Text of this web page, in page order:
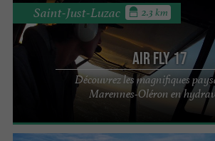
Air FLY 17
Découvrez les magnifiques
Marennes-Oléron en
Saint-Just-Luzac 2.3 km